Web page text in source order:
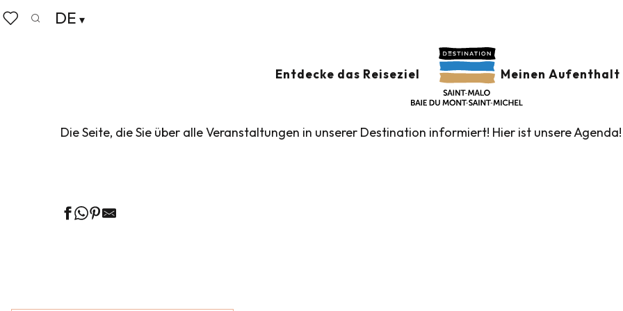
Aller
au
DE
Entdecke das Reiseziel Meinen
Startseite
VERANSTALTUNGSKALENDERAjouter
Die Seite, die Sie über alle Veranstaltungen in unserer Destination informiert! Hier ist unsere Agenda!